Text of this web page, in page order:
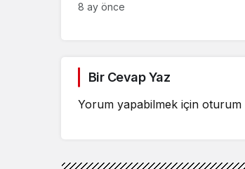
8 ay önce
Bir Cevap Yaz
Yorum yapabilmek için oturum